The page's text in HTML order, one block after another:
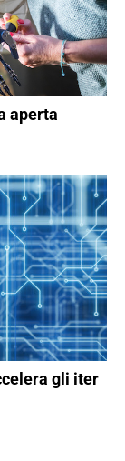
aperta
gli iter